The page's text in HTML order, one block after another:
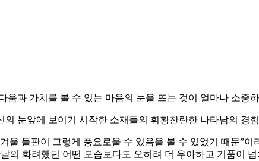
과 가치를 볼 수 있는 마음의 눈을 뜨는 것이 얼마나 소중
눈앞에 보이기 시작한 소재들의 휘황찬란한 나타남의 경
울 들판이 그렇게 풍요로울 수 있음을 볼 수 있었기 때문”
의 화려했던 어떤 모습보다도 오히려 더 우아하고 기품이